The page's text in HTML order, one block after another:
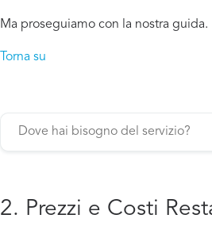
Ma proseguiamo con la nostra guida.
Torna su
2. Prezzi e Costi